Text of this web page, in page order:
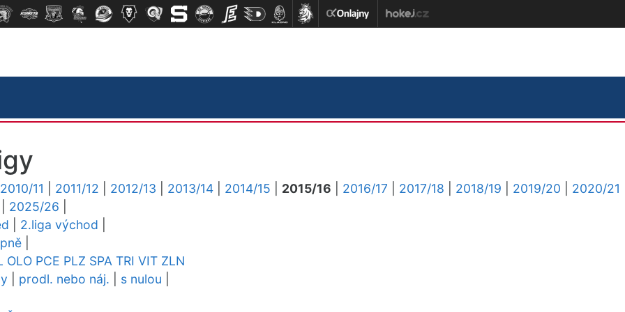
2010/11 2011/12 2012/13 2013/14 2014/15 2015/16 2016/17 2017/18 2018/19 2019/20
2020/21
2025/26
2.liga východ
OLO PCE PLZ SPA TRI VIT ZLN
prodl. nebo náj. s nulou